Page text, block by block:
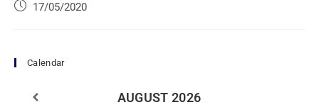
17/05/2020
Calendar
AUGUST 2026